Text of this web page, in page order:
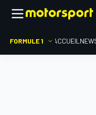
FORMULE 1 ACCUEIL